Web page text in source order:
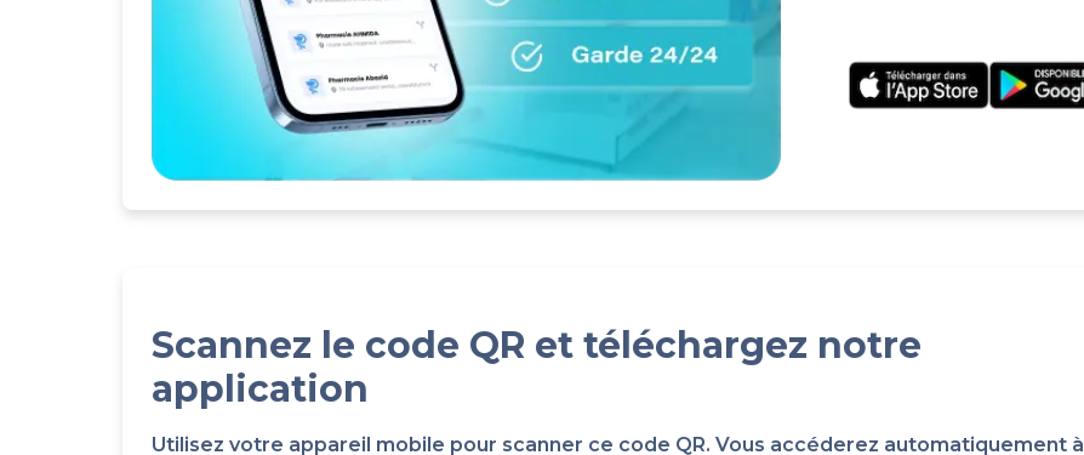
Scannez le code QR et téléchargez notre
application
Utilisez votre appareil mobile pour scanner ce code QR. Vous accéderez automatiquement à